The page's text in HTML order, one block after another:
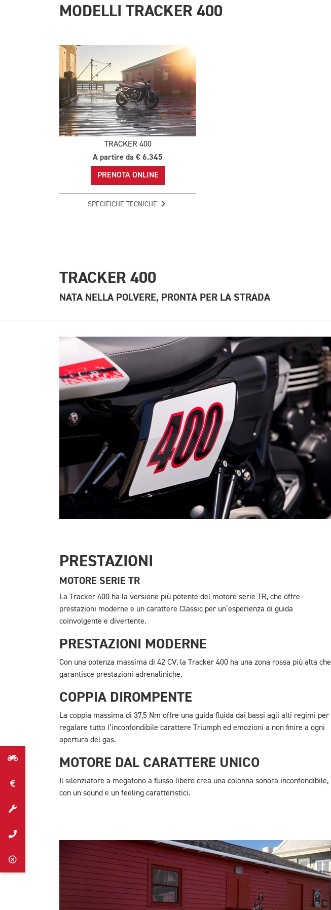
MODELLI TRACKER 400
TRACKER 400
A partire da € 6.345
PRENOTA ONLINE
SPECIFICHE TECNICHE
TRACKER 400
NATA NELLA POLVERE, PRONTA PER LA STRADA
PRESTAZIONI
MOTORE SERIE TR
La Tracker 400 ha la versione più potente del motore serie TR, che offre
prestazioni moderne e un carattere Classic per un’esperienza di guida
coinvolgente e divertente.
PRESTAZIONI MODERNE
Con una potenza massima di 42 CV, la Tracker 400 ha una zona rossa più alta che
garantisce prestazioni adrenaliniche.
COPPIA DIROMPENTE
La coppia massima di 37,5 Nm offre una guida fluida dai bassi agli alti regimi per
regalare tutto l’inconfondibile carattere Triumph ed emozioni a non finire a ogni
apertura del gas.
MOTORE DAL CARATTERE UNICO
Il silenziatore a megafono a flusso libero crea una colonna sonora inconfondibile,
con un sound e un feeling caratteristici.